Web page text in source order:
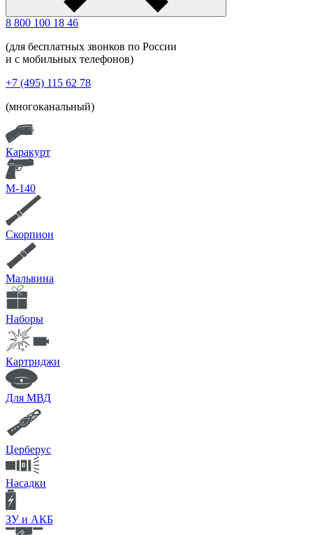
8 800 100 18 46
(для бесплатных звонков по России
и с мобильных телефонов)
+7 (495) 115 62 78
(многоканальный)
Каракурт
М-140
Скорпион
Мальвина
Наборы
Картриджи
Для МВД
Церберус
Насадки
ЗУ и АКБ